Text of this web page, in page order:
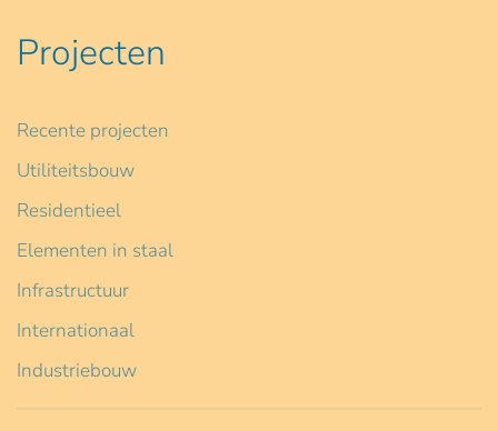
Projecten
Recente projecten
Utiliteitsbouw
Residentieel
Elementen in staal
Infrastructuur
Internationaal
Industriebouw